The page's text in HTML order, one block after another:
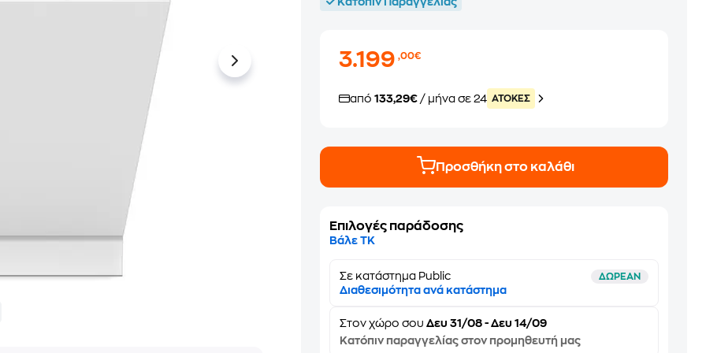
3.199,00€
από133,29€ / μήνα σε 24 ATOKEΣ
Προσθήκη στο καλάθι
Επιλογές παράδοσης
Βάλε ΤΚ
Σε κατάστημα Public ΔΩΡΕΑΝ
Διαθεσιμότητα ανά κατάστημα
Στονχώρο σου Δευ 31/08 - Δευ 14/09
Κατόπιν παραγγελίας στον προμηθευτή μας